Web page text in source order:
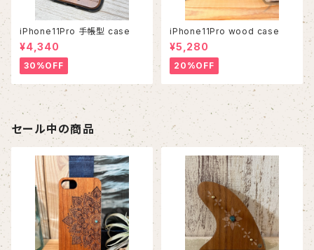
iPhone11Pro 手帳型 case
¥4,340
30%OFF
iPhone11Pro wood case
¥5,280
20%OFF
セール中の商品